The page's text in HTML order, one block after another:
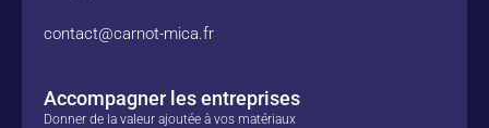
contact@carnot-mica.fr
Accompagner les entreprises
Donner de la valeur ajoutée à vos matériaux